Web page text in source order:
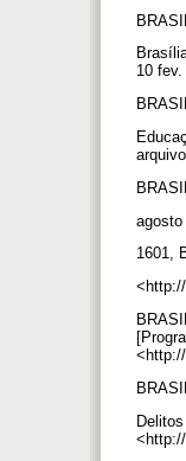
10 fev.
1601,